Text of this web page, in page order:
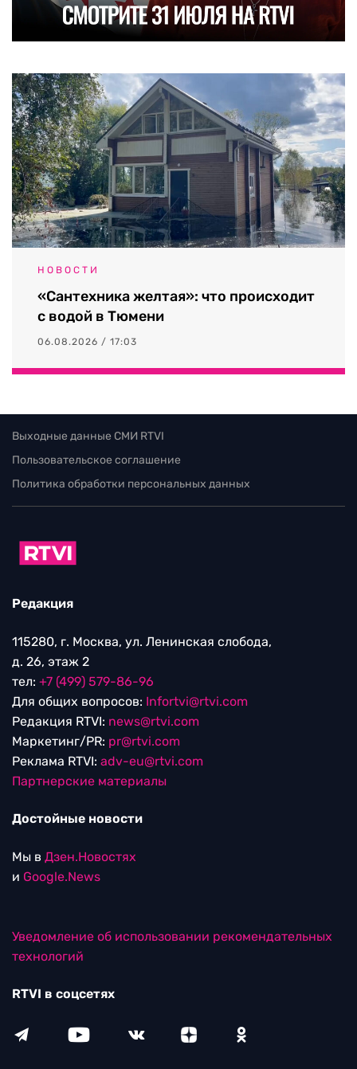
НОВОСТИ
«Сантехника желтая»: что происходит
с водой в Тюмени
06.08.2026 / 17:03
Выходные данные СМИ RTVI
Пользовательское соглашение
Политика обработки персональных данных
Редакция
115280, г. Москва, ул. Ленинская слобода,
д. 26, этаж 2
тел: +7 (499) 579-86-96
Для общих вопросов: Infortvi@rtvi.com
Редакция RTVI: news@rtvi.com
Маркетинг/PR: pr@rtvi.com
Реклама RTVI: adv-eu@rtvi.com
Партнерские материалы
Достойные новости
Мы в Дзен.Новостях
и Google.News
Уведомление об использовании рекомендательных
технологий
RTVI в соцсетях